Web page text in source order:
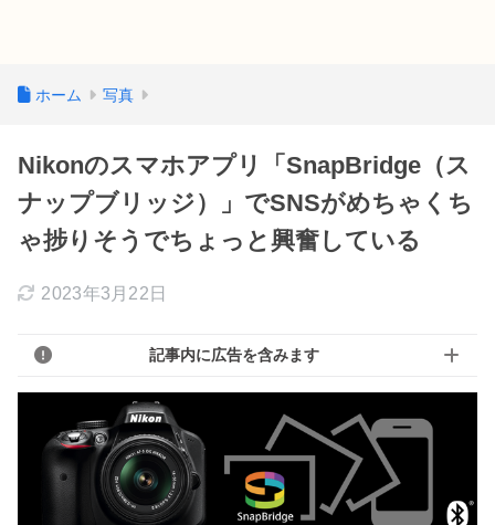
ホーム 写真
Nikonのスマホアプリ「SnapBridge（ス
ナップブリッジ）」でSNSがめちゃくち
ゃ捗りそうでちょっと興奮している
2023年3月22日
記事内に広告を含みます